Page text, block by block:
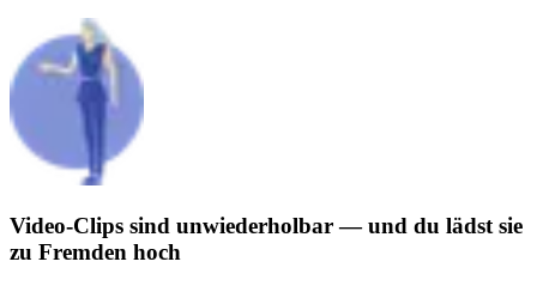
Video-Clips sind unwiederholbar — und du lädst sie
zu Fremden hoch